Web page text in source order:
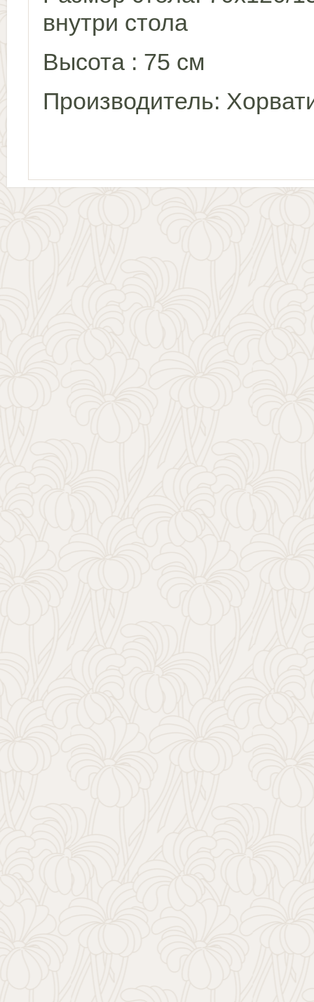
внутри стола
Высота : 75 см
Производитель: